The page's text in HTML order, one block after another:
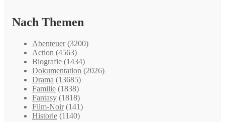
Nach Themen
Abenteuer (3200)
Action (4563)
Biografie (1434)
Dokumentation (2026)
Drama (13685)
Familie (1838)
Fantasy (1818)
Film-Noir (141)
Historie (1140)